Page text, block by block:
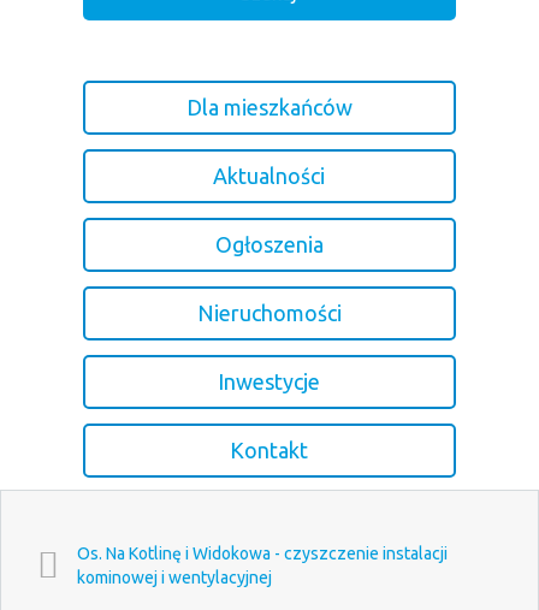
Dla mieszkańców
Aktualności
Ogłoszenia
Nieruchomości
Inwestycje
Kontakt
Os. Na Kotlinę i Widokowa - czyszczenie instalacji
kominowej i wentylacyjnej